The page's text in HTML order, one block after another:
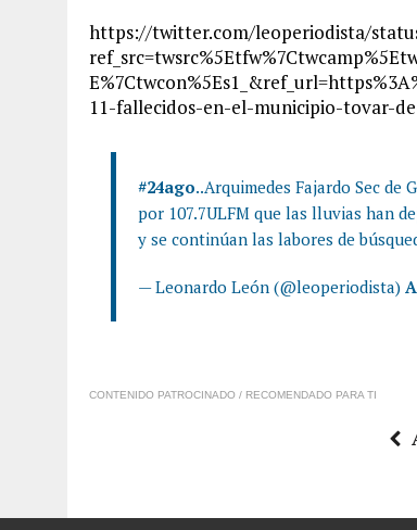
https://twitter.com/leoperiodista/
11-fallecidos-en-el-municipio-tovar-
#24ago..Arquimedes Fajardo Sec de
por 107.7ULFM que las lluvias han
y se continúan las labores de
— Leonardo León (@leoperiodista)
CONTENIDO PATROCINADO / RECOMENDADO PARA TI